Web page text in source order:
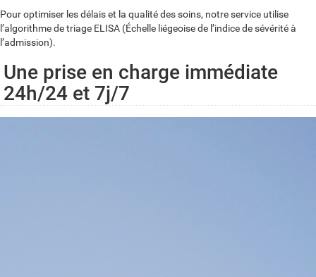
Pour optimiser les délais et la qualité des soins, notre service utilise
l’algorithme de triage ELISA (Échelle liégeoise de l’indice de sévérité à
l’admission).
Une prise en charge immédiate
24h/24 et 7j/7